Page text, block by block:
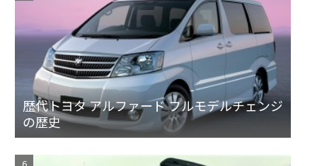
歴代トヨタ アルファード フルモデルチェンジ
の歴史